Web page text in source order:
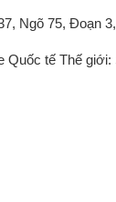
Ngõ 75, Đoạn
Quốc tế Thế